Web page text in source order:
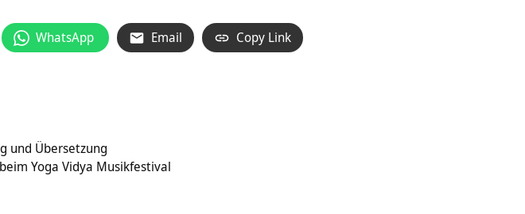
WhatsApp Email Copy Link
und Übersetzung
Yoga Vidya Musikfestival